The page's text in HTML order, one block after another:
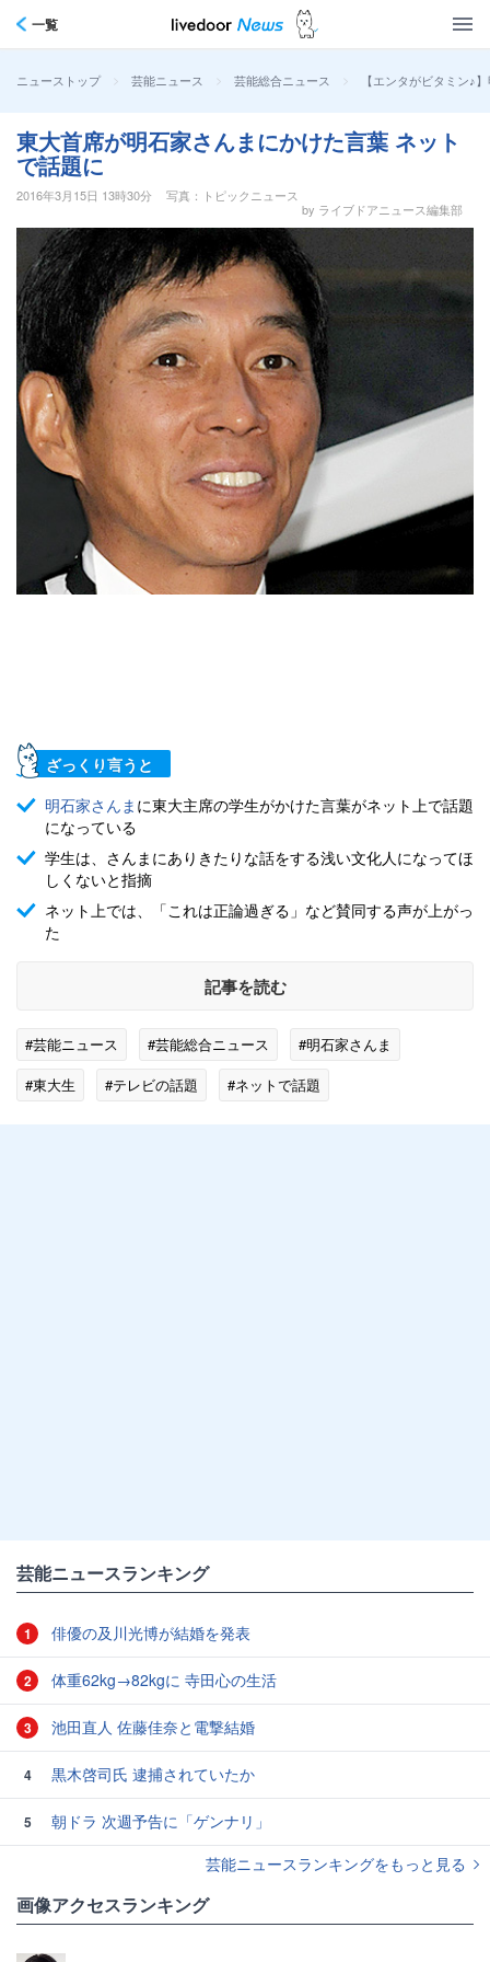
一覧
ニューストップ > 芸能ニュース > 芸能総合ニュース > 【エンタがビタミン♪
東大首席が明石家さんまにかけた言葉 ネット
で話題に
2016年3月15日 13時30分
写真：トピックニュース
by ライブドアニュース編集部
ざっくり言うと
明石家さんま に東大主席の学生がかけた言葉がネット上で話題
になっている
学生は、さんまにありきたりな話をする浅い文化人になってほ
しくないと指摘
ネット上では、「これは正論過ぎる」など賛同する声が上がっ
た
記事を読む
#芸能ニュース #芸能総合ニュース
#明石家さんま
#東大生
#テレビの話題
#ネットで話題
芸能ニュースランキング
1 俳優の及川光博が結婚を発表
2 体重62kg→82kgに 寺田心の生活
3 池田直人 佐藤佳奈と電撃結婚
4 黒木啓司氏 逮捕されていたか
5
朝ドラ 次週予告に「ゲンナリ」
芸能ニュースランキングをもっと見る
画像アクセスランキング